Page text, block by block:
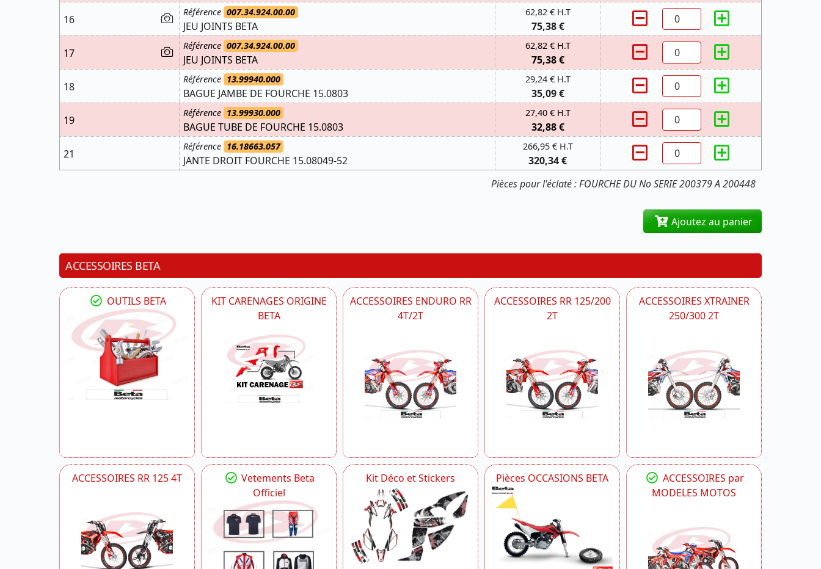
Pièces pour l'éclaté : FOURCHE DU No SERIE 200379 A 200448
16
Référence 007.34.924.00.00
JEU JOINTS BETA
62,82 € H.T
75,38 €
17
Référence 007.34.924.00.00
JEU JOINTS BETA
62,82 € H.T
75,38 €
18
Référence 13.99940.000
BAGUE JAMBE DE FOURCHE 15.0803
29,24 € H.T
35,09 €
19
Référence 13.99930.000
BAGUE TUBE DE FOURCHE 15.0803
27,40 € H.T
32,88 €
21
Référence 16.18663.057
JANTE DROIT FOURCHE 15.08049-52
266,95 € H.T
320,34 €
Ajoutez au panier
ACCESSOIRES BETA
OUTILS BETA
KIT CARENAGES ORIGINE
BETA
ACCESSOIRES ENDURO RR
4T/2T
ACCESSOIRES RR 125/200
2T
ACCESSOIRES XTRAINER
250/300 2T
ACCESSOIRES RR 125 4T
Vetements Beta
Officiel
Kit Déco et Stickers Pièces OCCASIONS BETA
ACCESSOIRES par
MODELES MOTOS